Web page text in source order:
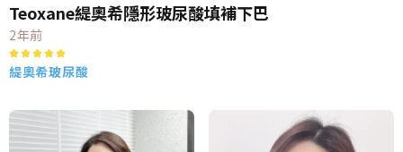
Teoxane緹奧希隱形玻尿酸填補下巴
2年前
緹奧希玻尿酸